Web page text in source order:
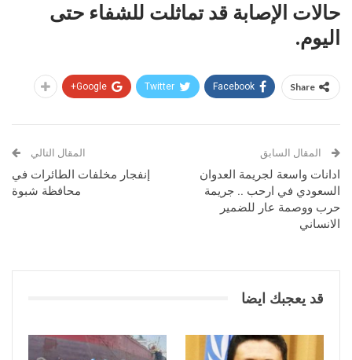
حالات الإصابة قد تماثلت للشفاء حتى
اليوم.
Share
Facebook
Twitter
Google+
المقال السابق
ادانات واسعة لجريمة العدوان
السعودي في ارحب .. جريمة
حرب ووصمة عار للضمير
الانساني
المقال التالي
إنفجار مخلفات الطائرات في
محافظة شبوة
قد يعجبك ايضا